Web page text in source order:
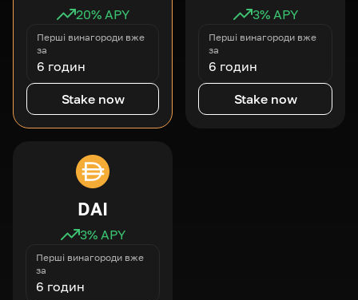
20% APY
Перші винагороди вже
за
6 годин
Stake now
3% APY
Перші винагороди вже
за
6 годин
Stake now
DAI
3% APY
Перші винагороди вже
за
6 годин